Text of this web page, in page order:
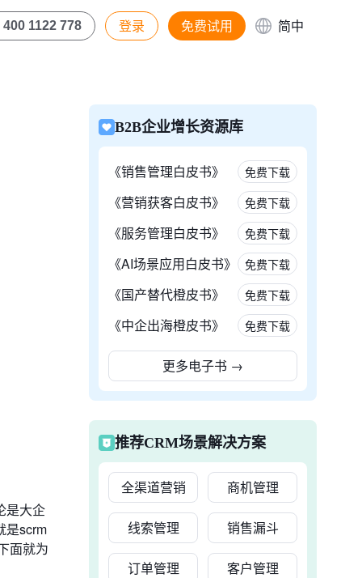
400 1122 778 登录 免费试用 简中
是大企
是scrm
面就为
B2B企业增长资源库
《销售管理白皮书》 免费下载
《营销获客白皮书》 免费下载
《服务管理白皮书》 免费下载
《AI场景应用白皮书》 免费下载
《国产替代橙皮书》 免费下载
《中企出海橙皮书》 免费下载
更多电子书 →
推荐CRM场景解决方案
全渠道营销 商机管理
线索管理 销售漏斗
订单管理 客户管理